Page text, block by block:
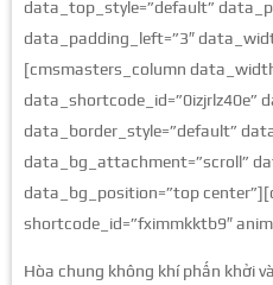
data_top_style=”default”
data_padding_left=”3″
[cmsmasters_column
data_shortcode_id=”0izjrlz40e”
data_border_style=”default”
data_bg_attachment=”scroll”
data_bg_position=”top
shortcode_id=”fximmkktb9″
Hòa chung không khí phấn khởi